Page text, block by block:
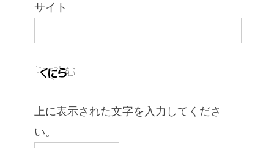
サイト
上に表示された文字を入力してくださ
い。